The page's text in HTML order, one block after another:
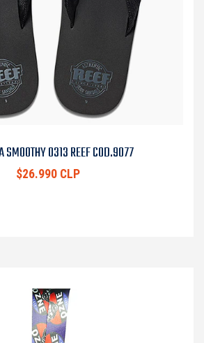
SMOOTHY 0313 REEF COD.9077
$26.990 CLP